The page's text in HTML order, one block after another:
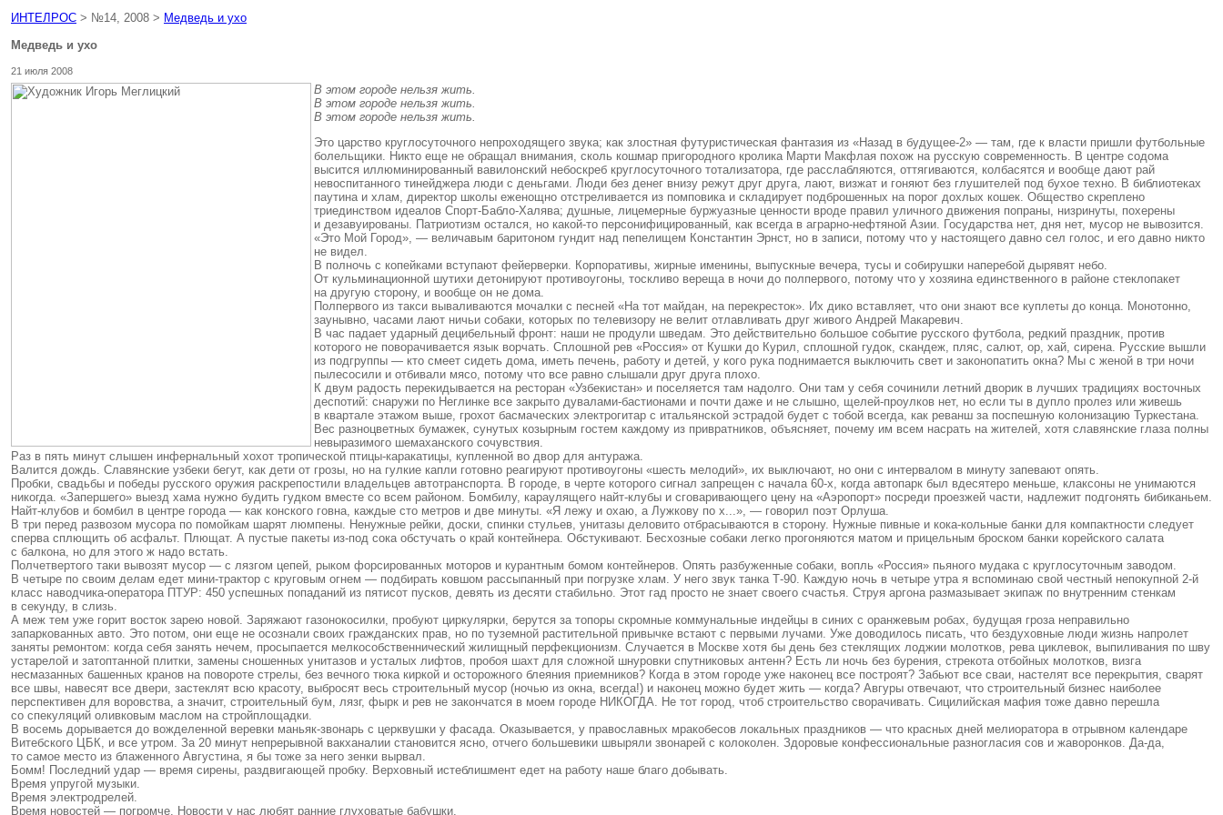
ИНТЕЛРОС > №14, 2008 > Медведь и ухо
Медведь и ухо
21 июля 2008
В этом городе нельзя жить.
В этом городе нельзя жить.
В этом городе нельзя жить.
Это царство круглосуточного непроходящего звука; как злостная футуристическая фантазия из «Назад в будущее-2» — там, где к власти пришли футбольные
болельщики. Никто еще не обращал внимания, сколь кошмар пригородного кролика Марти Макфлая похож на русскую современность. В центре содома
высится иллюминированный вавилонский небоскреб круглосуточного тотализатора, где расслабляются, оттягиваются, колбасятся и вообще дают рай
невоспитанного тинейджера люди с деньгами. Люди без денег внизу режут друг друга, лают, визжат и гоняют без глушителей под бухое техно. В библиотеках
паутина и хлам, директор школы еженощно отстреливается из помповика и складирует подброшенных на порог дохлых кошек. Общество скреплено
триединством идеалов Спорт-Бабло-Халява; душные, лицемерные буржуазные ценности вроде правил уличного движения попраны, низринуты, похерены
и дезавуированы. Патриотизм остался, но какой-то персонифицированный, как всегда в аграрно-нефтяной Азии. Государства нет, дня нет, мусор не вывозится.
«Это Мой Город», — величавым баритоном гундит над пепелищем Константин Эрнст, но в записи, потому что у настоящего давно сел голос, и его давно никто
не видел.
В полночь с копейками вступают фейерверки. Корпоративы, жирные именины, выпускные вечера, тусы и собирушки наперебой дырявят небо.
От кульминационной шутихи детонируют противоугоны, тоскливо вереща в ночи до полпервого, потому что у хозяина единственного в районе стеклопакет
на другую сторону, и вообще он не дома.
Полпервого из такси вываливаются мочалки с песней «На тот майдан, на перекресток». Их дико вставляет, что они знают все куплеты до конца. Монотонно,
заунывно, часами лают ничьи собаки, которых по телевизору не велит отлавливать друг живого Андрей Макаревич.
В час падает ударный децибельный фронт: наши не продули шведам. Это действительно большое событие русского футбола, редкий праздник, против
которого не поворачивается язык ворчать. Сплошной рев «Россия» от Кушки до Курил, сплошной гудок, скандеж, пляс, салют, ор, хай, сирена. Русские вышли
из подгруппы — кто смеет сидеть дома, иметь печень, работу и детей, у кого рука поднимается выключить свет и законопатить окна? Мы с женой в три ночи
пылесосили и отбивали мясо, потому что все равно слышали друг друга плохо.
К двум радость перекидывается на ресторан «Узбекистан» и поселяется там надолго. Они там у себя сочинили летний дворик в лучших традициях восточных
деспотий: снаружи по Неглинке все закрыто дувалами-бастионами и почти даже и не слышно, щелей-проулков нет, но если ты в дупло пролез или живешь
в квартале этажом выше, грохот басмаческих электрогитар с итальянской эстрадой будет с тобой всегда, как реванш за поспешную колонизацию Туркестана.
Вес разноцветных бумажек, сунутых козырным гостем каждому из привратников, объясняет, почему им всем насрать на жителей, хотя славянские глаза полны
невыразимого шемаханского сочувствия.
Раз в пять минут слышен инфернальный хохот тропической птицы-каракатицы, купленной во двор для антуража.
Валится дождь. Славянские узбеки бегут, как дети от грозы, но на гулкие капли готовно реагируют противоугоны «шесть мелодий», их выключают, но они с интервалом в минуту запевают опять.
Пробки, свадьбы и победы русского оружия раскрепостили владельцев автотранспорта. В городе, в черте которого сигнал запрещен с начала 60-х, когда автопарк был вдесятеро меньше, клаксоны не унимаются
никогда. «Запершего» выезд хама нужно будить гудком вместе со всем районом. Бомбилу, караулящего найт-клубы и сговаривающего цену на «Аэропорт» посреди проезжей части, надлежит подгонять бибиканьем.
Найт-клубов и бомбил в центре города — как конского говна, каждые сто метров и две минуты. «Я лежу и охаю, а Лужкову по х...», — говорил поэт Орлуша.
В три перед развозом мусора по помойкам шарят люмпены. Ненужные рейки, доски, спинки стульев, унитазы деловито отбрасываются в сторону. Нужные пивные и кока-кольные банки для компактности следует
сперва сплющить об асфальт. Плющат. А пустые пакеты из-под сока обстучать о край контейнера. Обстукивают. Бесхозные собаки легко прогоняются матом и прицельным броском банки корейского салата
с балкона, но для этого ж надо встать.
Полчетвертого таки вывозят мусор — с лязгом цепей, рыком форсированных моторов и курантным бомом контейнеров. Опять разбуженные собаки, вопль «Россия» пьяного мудака с круглосуточным заводом.
В четыре по своим делам едет мини-трактор с круговым огнем — подбирать ковшом рассыпанный при погрузке хлам. У него звук танка Т-90. Каждую ночь в четыре утра я вспоминаю свой честный непокупной 2-й
класс наводчика-оператора ПТУР: 450 успешных попаданий из пятисот пусков, девять из десяти стабильно. Этот гад просто не знает своего счастья. Струя аргона размазывает экипаж по внутренним стенкам
в секунду, в слизь.
А меж тем уже горит восток зарею новой. Заряжают газонокосилки, пробуют циркулярки, берутся за топоры скромные коммунальные индейцы в синих с оранжевым робах, будущая гроза неправильно
запаркованных авто. Это потом, они еще не осознали своих гражданских прав, но по туземной растительной привычке встают с первыми лучами. Уже доводилось писать, что бездуховные люди жизнь напролет
заняты ремонтом: когда себя занять нечем, просыпается мелкособственнический жилищный перфекционизм. Случается в Москве хотя бы день без стеклящих лоджии молотков, рева циклевок, выпиливания по шву
устарелой и затоптанной плитки, замены сношенных унитазов и усталых лифтов, пробоя шахт для сложной шнуровки спутниковых антенн? Есть ли ночь без бурения, стрекота отбойных молотков, визга
несмазанных башенных кранов на повороте стрелы, без вечного тюка киркой и осторожного блеяния приемников? Когда в этом городе уже наконец все построят? Забьют все сваи, настелят все перекрытия, сварят
все швы, навесят все двери, застеклят всю красоту, выбросят весь строительный мусор (ночью из окна, всегда!) и наконец можно будет жить — когда? Авгуры отвечают, что строительный бизнес наиболее
перспективен для воровства, а значит, строительный бум, лязг, фырк и рев не закончатся в моем городе НИКОГДА. Не тот город, чтоб строительство сворачивать. Сицилийская мафия тоже давно перешла
со спекуляций оливковым маслом на стройплощадки.
В восемь дорывается до вожделенной веревки маньяк-звонарь с церквушки у фасада. Оказывается, у православных мракобесов локальных праздников — что красных дней мелиоратора в отрывном календаре
Витебского ЦБК, и все утром. За 20 минут непрерывной вакханалии становится ясно, отчего большевики швыряли звонарей с колоколен. Здоровые конфессиональные разногласия сов и жаворонков. Да-да,
то самое место из блаженного Августина, я бы тоже за него зенки вырвал.
Бомм! Последний удар — время сирены, раздвигающей пробку. Верховный истеблишмент едет на работу наше благо добывать.
Время упругой музыки.
Время электродрелей.
Время новостей — погромче. Новости у нас любят ранние глуховатые бабушки.